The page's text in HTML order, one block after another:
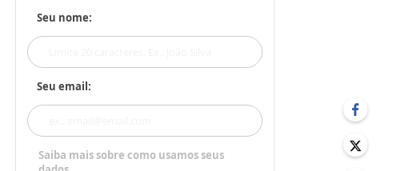
Seu nome:
Seu email:
Saiba mais sobre como usamos seus